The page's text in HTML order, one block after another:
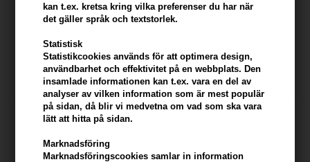
kan t.ex. kretsa kring vilka preferenser du har när
det gäller språk och textstorlek.
Statistisk
Statistikcookies används för att optimera design,
användbarhet och effektivitet på en webbplats. Den
insamlade informationen kan t.ex. vara en del av
analyser av vilken information som är mest populär
på sidan, då blir vi medvetna om vad som ska vara
lätt att hitta på sidan.
Marknadsföring
Marknadsföringscookies samlar in information
Paul Mitchell Kids Baby Don't
331,00 SEK
Paul Mitchell Super Strong
360,00